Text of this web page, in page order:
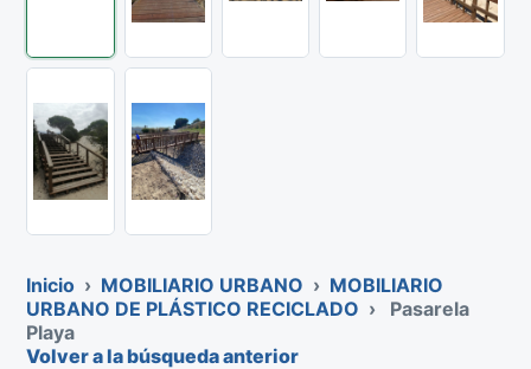
Inicio › MOBILIARIO URBANO › MOBILIARIO
URBANO DE PLÁSTICO RECICLADO ›
Pasarela
Playa
Volver a la búsqueda anterior